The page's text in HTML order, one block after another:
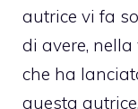
autrice vi fa
di avere,
che ha
questa